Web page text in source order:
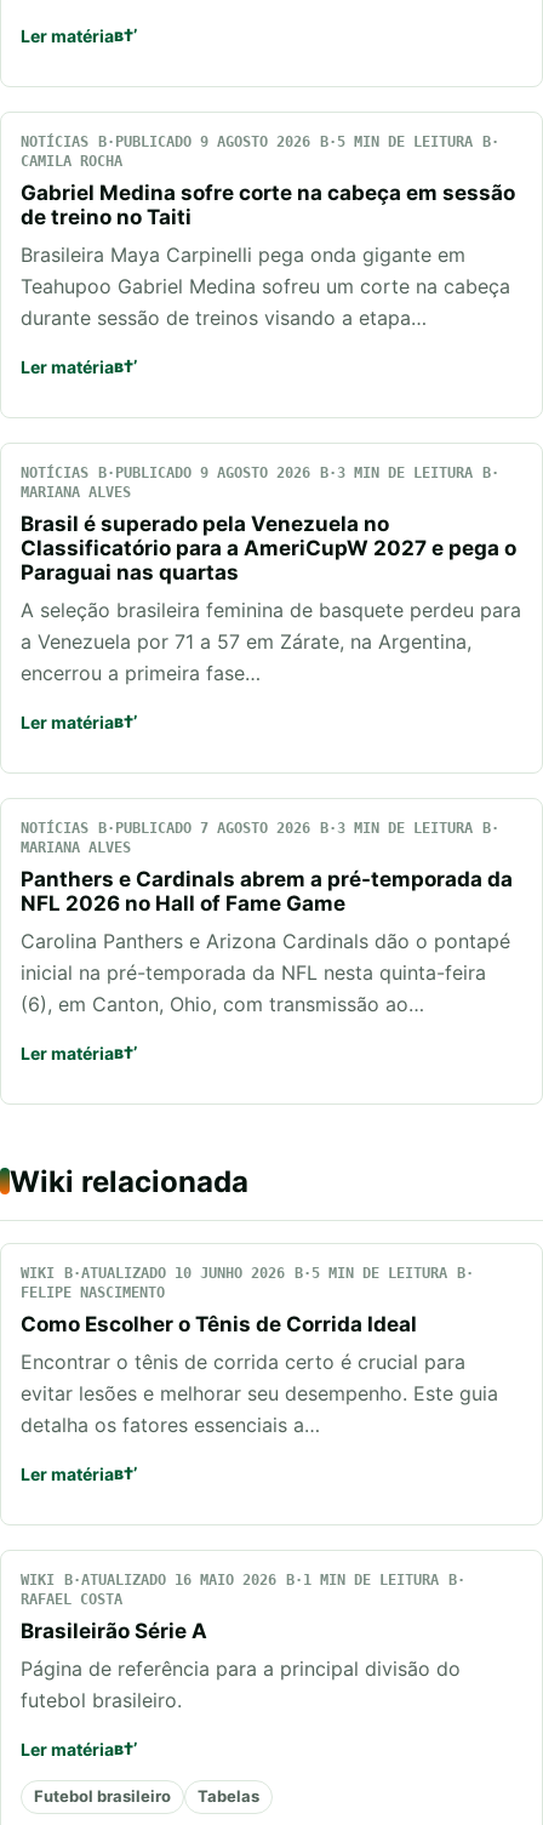
Ler matéria
NOTÍCIAS PUBLICADO 9 AGOSTO 2026
5 MIN DE LEITURA
CAMILA ROCHA
Gabriel Medina sofre corte na cabeça em sessão
de treino no Taiti
Brasileira Maya Carpinelli pega onda gigante em
Teahupoo Gabriel Medina sofreu um corte na cabeça
durante sessão de treinos visando a etapa…
Ler matéria
NOTÍCIAS PUBLICADO 9 AGOSTO 2026
3 MIN DE LEITURA
MARIANA ALVES
Brasil é superado pela Venezuela no
Classificatório para a AmeriCupW 2027 e pega o
Paraguai nas quartas
A seleção brasileira feminina de basquete perdeu para
a Venezuela por 71 a 57 em Zárate, na Argentina,
encerrou a primeira fase…
Ler matéria
NOTÍCIAS PUBLICADO 7 AGOSTO 2026
3 MIN DE LEITURA
MARIANA ALVES
Panthers e Cardinals abrem a pré-temporada da
NFL 2026 no Hall of Fame Game
Carolina Panthers e Arizona Cardinals dão o pontapé
inicial na pré-temporada da NFL nesta quinta-feira
(6), em Canton, Ohio, com transmissão ao…
Ler matéria
Wiki relacionada
WIKI ATUALIZADO 10 JUNHO 2026
5 MIN DE LEITURA
FELIPE NASCIMENTO
Como Escolher o Tênis de Corrida Ideal
Encontrar o tênis de corrida certo é crucial para
evitar lesões e melhorar seu desempenho. Este guia
detalha os fatores essenciais a…
Ler matéria
WIKI ATUALIZADO 16 MAIO 2026
1 MIN DE LEITURA
RAFAEL COSTA
Brasileirão Série A
Página de referência para a principal divisão do
futebol brasileiro.
Ler matéria
Futebol brasileiro Tabelas